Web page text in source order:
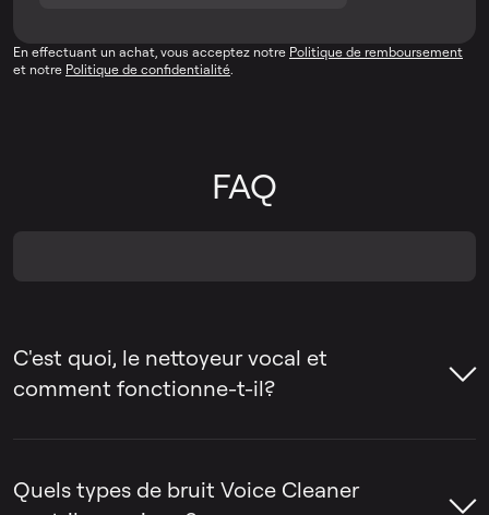
En effectuant un achat, vous acceptez notre Politique de remboursement
et notre Politique de confidentialité.
FAQ
C'est quoi, le nettoyeur vocal et
comment fonctionne-t-il?
supprime les sons indésirables des
Quels types de bruit Voice Cleaner